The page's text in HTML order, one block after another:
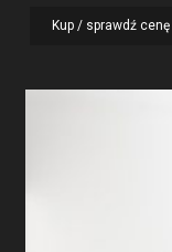
Kup / sprawdź cenę